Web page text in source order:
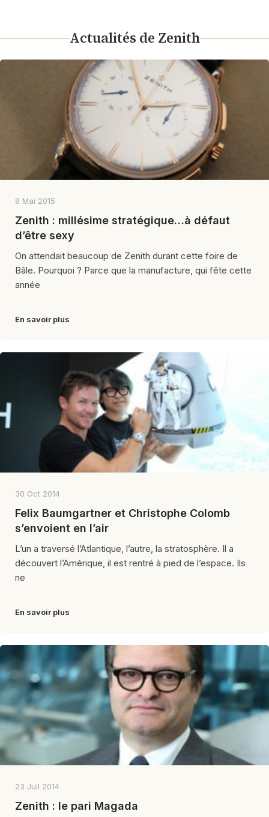
Actualités de Zenith
8 Mai 2015
Zenith : millésime stratégique…à défaut
d’être sexy
On attendait beaucoup de Zenith durant cette foire de
Bâle. Pourquoi ? Parce que la manufacture, qui fête cette
année
En savoir plus
30 Oct 2014
Felix Baumgartner et Christophe Colomb
s’envoient en l’air
L’un a traversé l’Atlantique, l’autre, la stratosphère. Il a
découvert l’Amérique, il est rentré à pied de l’espace. Ils
ne
En savoir plus
23 Juil 2014
Zenith : le pari Magada